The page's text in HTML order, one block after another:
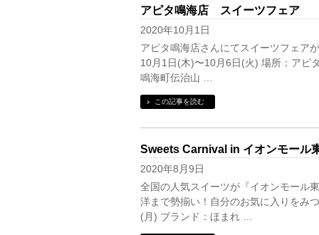
アピタ鳴海店 スイーツフェア
2020年10月1日
アピタ鳴海店さんにてスイーツフェア
10月1日(木)〜10月6日(火) 場所：ア
鳴海町伝治山 …
この記事を読む
Sweets Carnival in イオンモール
2020年8月9日
全国の人気スイーツが『イオンモール
洋まで勢揃い！自分のお気に入りをみ
(月) ブランド：ほまれ …